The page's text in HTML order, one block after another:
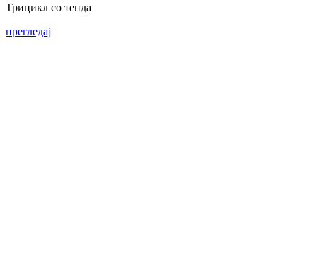
Трицикл со тенда
прегледај